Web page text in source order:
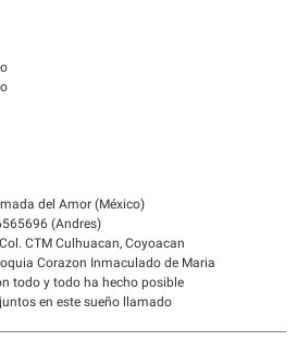
del Amor (México)
(Andres)
CTM Culhuacan, Coyoacan
Corazon Inmaculado de Maria
todo y todo ha hecho posible
en este sueño llamado